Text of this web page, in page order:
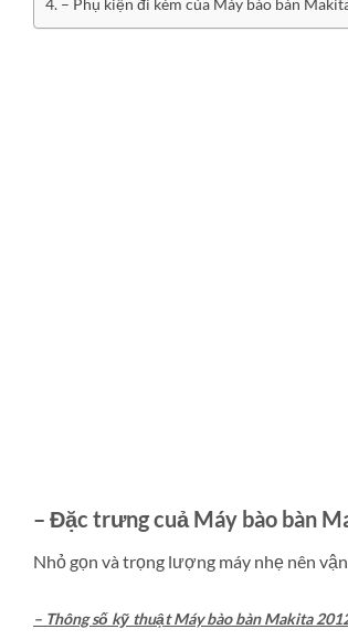
– Đặc trưng cuả Máy bào bàn
Nhỏ gọn và trọng lượng máy nhẹ nên
– Thông số kỹ thuật Máy bào bàn Makita